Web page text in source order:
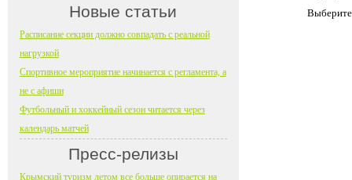
Новые статьи
Расписание секции должно совпадать с реальной
нагрузкой
Спортивное мероприятие начинается с регламента, а
не с афиши
Футбольный и хоккейный сезон читается через
календарь матчей
Пресс-релизы
Крымский туризм летом все больше опирается на